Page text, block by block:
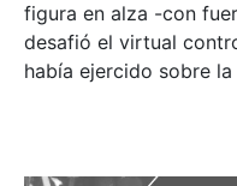
figura en alza -con
desafió el virtual
había ejercido sobre la